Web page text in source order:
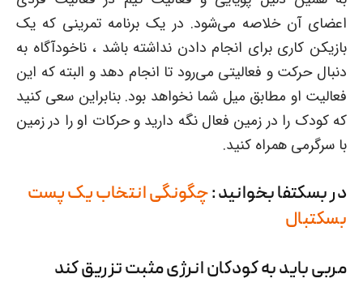
اعضای آن خلاصه می‌شود. در یک برنامه تمرینی که یک
بازیکن کاری برای انجام دادن نداشته باشد ، ناخودآگاه به
دنبال حرکت و فعالیتی می‌رود تا انجام دهد و البته که این
فعالیت او مطابق میل شما نخواهد بود. بنابراین سعی کنید
که کودک را در زمین فعال نگه دارید و حرکات او را در زمین
با سرگرمی همراه کنید.
در بسکتفا بخوانید :چگونگی انتخاب یک پست
بسکتبال
مربی باید به کودکان انرژی مثبت تزریق کند